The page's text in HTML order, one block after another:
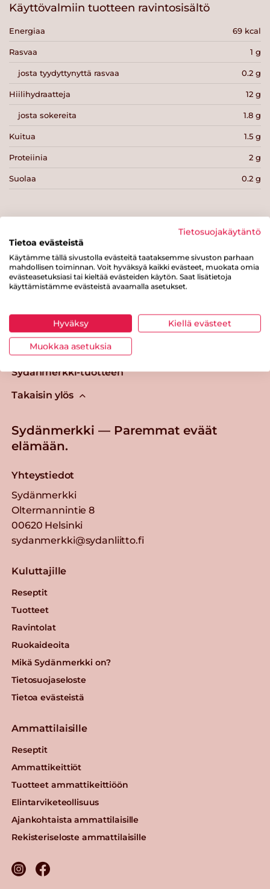
Käyttövalmiin tuotteen ravintosisältö
Energiaa 69 kcal
Rasvaa 1 g
josta tyydyttynyttä rasvaa 0.2 g
Hiilihydraatteja 12 g
josta sokereita 1.8 g
Kuitua 1.5 g
Proteiinia 2 g
Suolaa 0.2 g
Tulosta sivu
Sydänmerkki-tuotteen
Takaisin ylös
Sydänmerkki — Paremmat eväät
elämään.
Yhteystiedot
Sydänmerkki
Oltermannintie 8
00620 Helsinki
sydanmerkki@sydanliitto.fi
Kuluttajille
Reseptit
Tuotteet
Ravintolat
Ruokaideoita
Mikä Sydänmerkki on?
Tietosuojaseloste
Tietoa evästeistä
Ammattilaisille
Reseptit
Ammattikeittiöt
Tuotteet ammattikeittiöön
Elintarviketeollisuus
Ajankohtaista ammattilaisille
Rekisteriseloste ammattilaisille
Tietosuojakäytäntö
Tietoa evästeistä
Käytämme tällä sivustolla evästeitä taataksemme sivuston parhaan
mahdollisen toiminnan. Voit hyväksyä kaikki evästeet, muokata omia
evästeasetuksiasi tai kieltää evästeiden käytön. Saat lisätietoja
käyttämistämme evästeistä avaamalla asetukset.
Hyväksy Kiellä evästeet
Muokkaa asetuksia